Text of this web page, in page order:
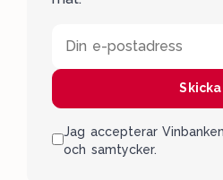
Din e-postadress
Skicka
Jag accepterar
och samtycker.